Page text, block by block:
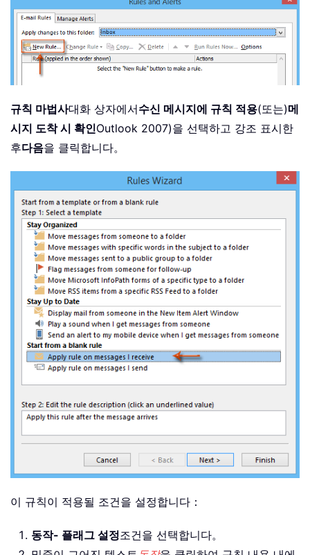
규칙 마법사대화 상자에서수신 메시지에 규칙 적용(또는)메
시지 도착 시 확인Outlook 2007)을 선택하고 강조 표시한
후다음을 클릭합니다。
이 규칙이 적용될 조건을 설정합니다：
동작- 플래그 설정조건을 선택합니다。